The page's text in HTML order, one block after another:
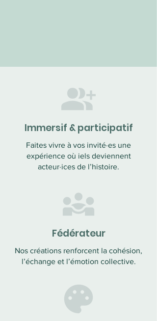
Immersif & participatif
Faites vivre à vos invité·es une
expérience où iels deviennent
acteur·ices de l’histoire.
Fédérateur
Nos créations renforcent la cohésion,
l’échange et l’émotion collective.